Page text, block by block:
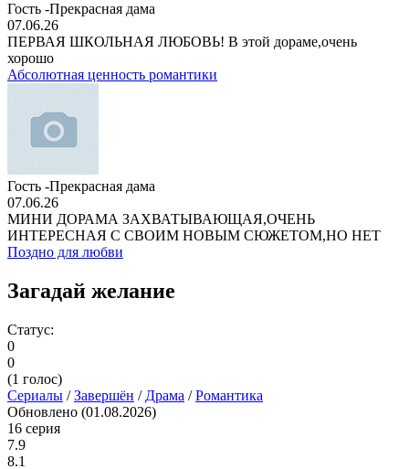
Гость -Прекрасная дама
07.06.26
ПЕРВАЯ ШКОЛЬНАЯ ЛЮБОВЬ! В этой дораме,очень
хорошо
Абсолютная ценность романтики
Гость -Прекрасная дама
07.06.26
МИНИ ДОРАМА ЗАХВАТЫВАЮЩАЯ,ОЧЕНЬ
ИНТЕРЕСНАЯ С СВОИМ НОВЫМ СЮЖЕТОМ,НО НЕТ
Поздно для любви
Загадай желание
Статус:
0
0
(1 голос)
Сериалы /Завершён / Драма /Романтика
Обновлено (01.08.2026)
16 серия
7.9
8.1